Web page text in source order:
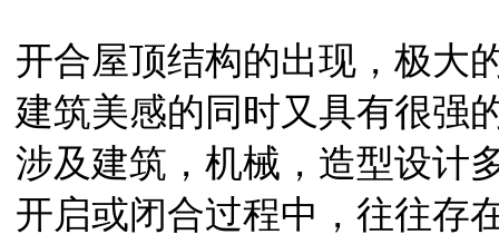
开合屋顶结构的出现，极大
建筑美感的同时又具有很强
涉及建筑，机械，造型设计
开启或闭合过程中，往往存